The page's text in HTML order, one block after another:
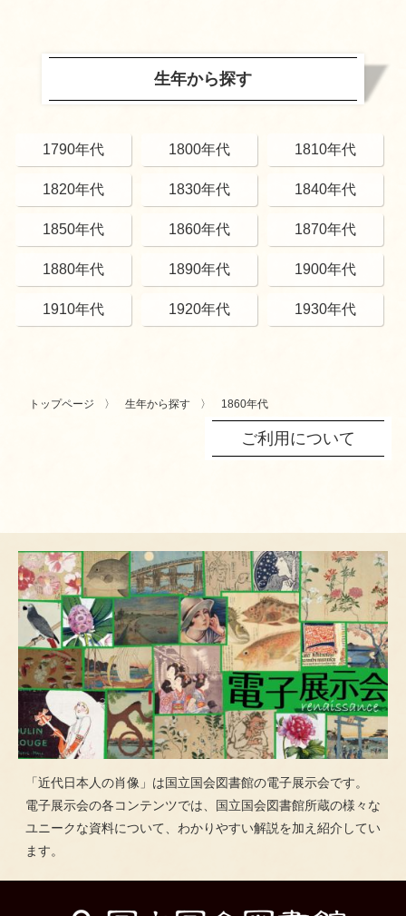
生年から探す
1790年代 1800年代 1810年代
1820年代 1830年代 1840年代
1850年代 1860年代 1870年代
1880年代 1890年代 1900年代
1910年代 1920年代 1930年代
トップページ 生年から探す 1860年代
ご利用について
「近代日本人の肖像」は国立国会図書館の電子展示会です。
電子展示会の各コンテンツでは、国立国会図書館所蔵の様々な
ユニークな資料について、わかりやすい解説を加え紹介してい
ます。